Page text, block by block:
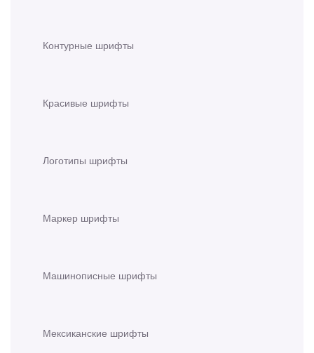
Контурные шрифты
Красивые шрифты
Логотипы шрифты
Маркер шрифты
Машинописные шрифты
Мексиканские шрифты